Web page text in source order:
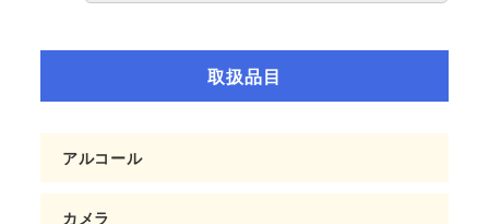
取扱品目
アルコール
カメラ